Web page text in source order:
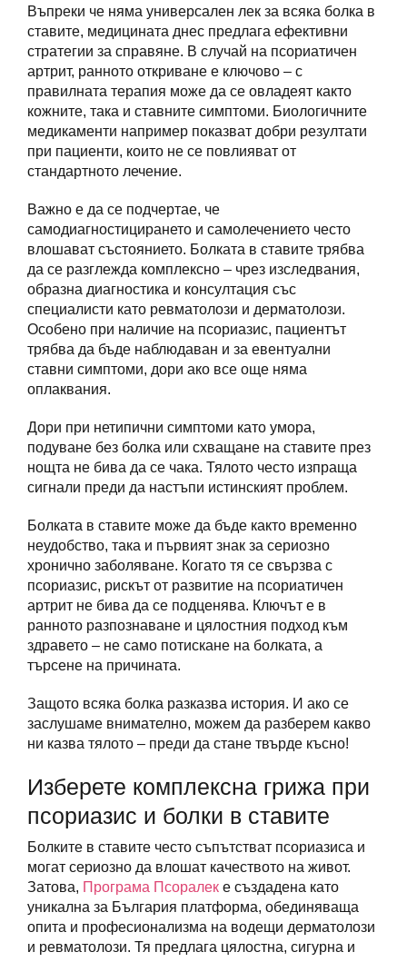
Въпреки че няма универсален лек за всяка болка в
ставите, медицината днес предлага ефективни
стратегии за справяне. В случай на псориатичен
артрит, ранното откриване е ключово – с
правилната терапия може да се овладеят както
кожните, така и ставните симптоми. Биологичните
медикаменти например показват добри резултати
при пациенти, които не се повлияват от
стандартното лечение.
Важно е да се подчертае, че
самодиагностицирането и самолечението често
влошават състоянието. Болката в ставите трябва
да се разглежда комплексно – чрез изследвания,
образна диагностика и консултация със
специалисти като ревматолози и дерматолози.
Особено при наличие на псориазис, пациентът
трябва да бъде наблюдаван и за евентуални
ставни симптоми, дори ако все още няма
оплаквания.
Дори при нетипични симптоми като умора,
подуване без болка или схващане на ставите през
нощта не бива да се чака. Тялото често изпраща
сигнали преди да настъпи истинският проблем.
Болката в ставите може да бъде както временно
неудобство, така и първият знак за сериозно
хронично заболяване. Когато тя се свързва с
псориазис, рискът от развитие на псориатичен
артрит не бива да се подценява. Ключът е в
ранното разпознаване и цялостния подход към
здравето – не само потискане на болката, а
търсене на причината.
Защото всяка болка разказва история. И ако се
заслушаме внимателно, можем да разберем какво
ни казва тялото – преди да стане твърде късно!
Изберете комплексна грижа при
псориазис и болки в ставите
Болките в ставите често съпътстват псориазиса и
могат сериозно да влошат качеството на живот.
Затова, Програма Псоралек е създадена като
уникална за България платформа, обединяваща
опита и професионализма на водещи дерматолози
и ревматолози. Тя предлага цялостна, сигурна и